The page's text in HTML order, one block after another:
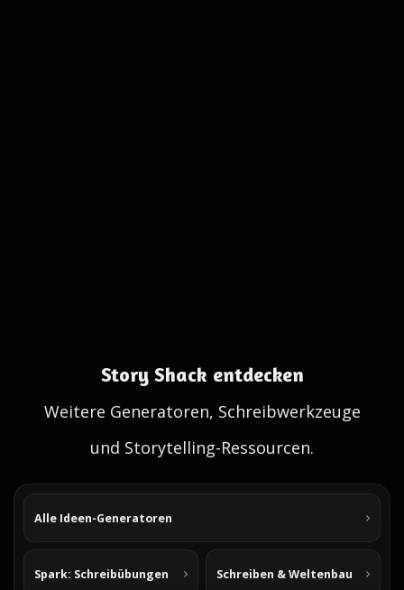
Story Shack entdecken
Weitere Generatoren, Schreibwerkzeuge
und Storytelling-Ressourcen.
Alle Ideen-Generatoren
Spark: Schreibübungen Schreiben & Weltenbau